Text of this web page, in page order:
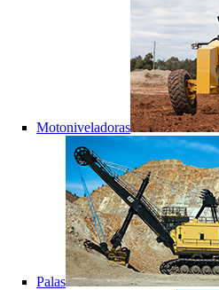
Motoniveladoras
Palas